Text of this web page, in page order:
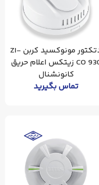
دتکتور مونوکسید کربن ZI-
CO 930 زیتکس اعلام حریق
کانونشنال
تماس بگیرید